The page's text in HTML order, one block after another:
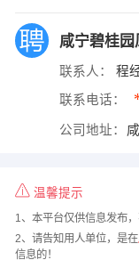
咸宁碧桂园
联系人： 程
联系电话：
公司地址：
温馨提示
1、本平台仅供信息发布
2、请告知用人单位，是在
信息的！